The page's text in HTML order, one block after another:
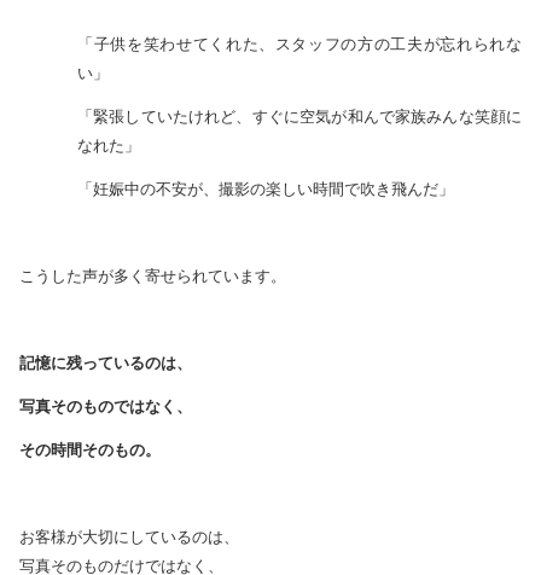
「子供を笑わせてくれた、スタッフの方の工夫が忘れられな
い」
「緊張していたけれど、すぐに空気が和んで家族みんな笑顔に
なれた」
「妊娠中の不安が、撮影の楽しい時間で吹き飛んだ」
こうした声が多く寄せられています。
記憶に残っているのは、
写真そのものではなく、
その時間そのもの。
お客様が大切にしているのは、
写真そのものだけではなく、